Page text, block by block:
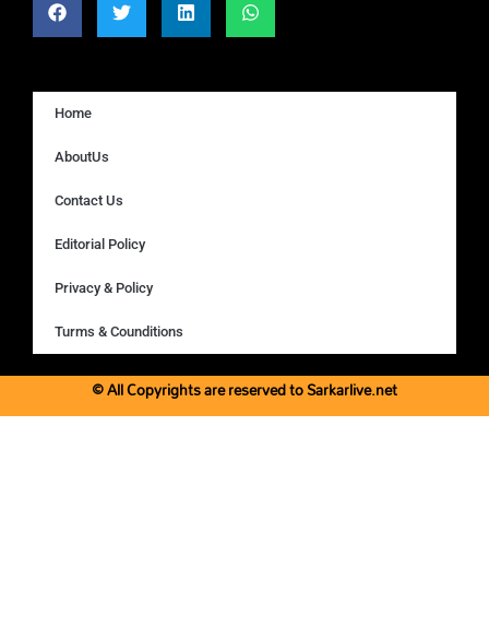
Home
AboutUs
Contact Us
Editorial Policy
Privacy & Policy
Turms & Counditions
© All Copyrights are reserved to Sarkarlive.net